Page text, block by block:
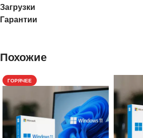
Загрузки
Гарантии
Похожие
ГОРЯЧЕЕ